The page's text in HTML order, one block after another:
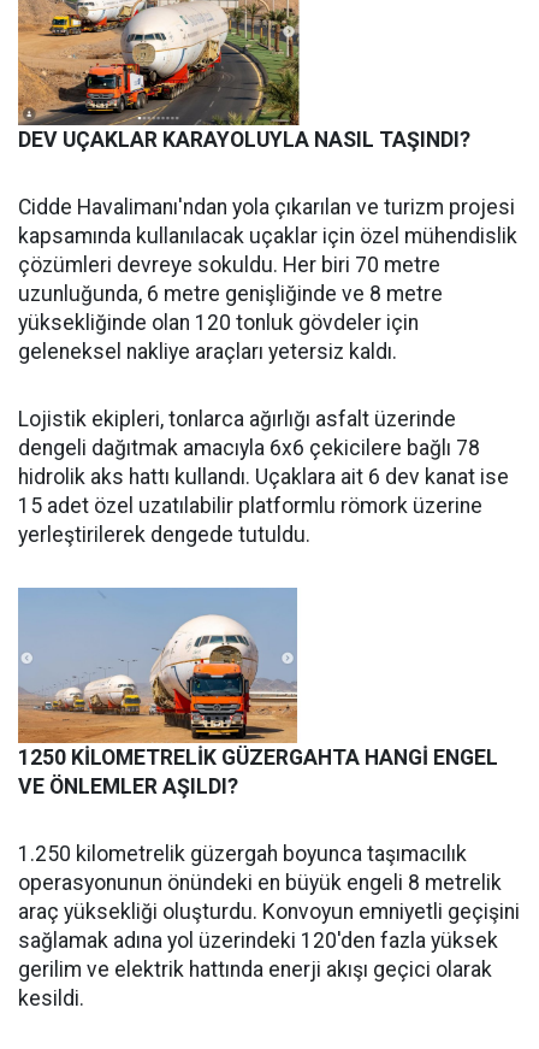
DEV UÇAKLAR KARAYOLUYLA NASIL TAŞINDI?
Cidde Havalimanı'ndan yola çıkarılan ve turizm projesi
kapsamında kullanılacak uçaklar için özel mühendislik
çözümleri devreye sokuldu. Her biri 70 metre
uzunluğunda, 6 metre genişliğinde ve 8 metre
yüksekliğinde olan 120 tonluk gövdeler için
geleneksel nakliye araçları yetersiz kaldı.
Lojistik ekipleri, tonlarca ağırlığı asfalt üzerinde
dengeli dağıtmak amacıyla 6x6 çekicilere bağlı 78
hidrolik aks hattı kullandı. Uçaklara ait 6 dev kanat ise
15 adet özel uzatılabilir platformlu römork üzerine
yerleştirilerek dengede tutuldu.
1250 KİLOMETRELİK GÜZERGAHTA HANGİ ENGEL
VE ÖNLEMLER AŞILDI?
1.250 kilometrelik güzergah boyunca taşımacılık
operasyonunun önündeki en büyük engeli 8 metrelik
araç yüksekliği oluşturdu. Konvoyun emniyetli geçişini
sağlamak adına yol üzerindeki 120'den fazla yüksek
gerilim ve elektrik hattında enerji akışı geçici olarak
kesildi.